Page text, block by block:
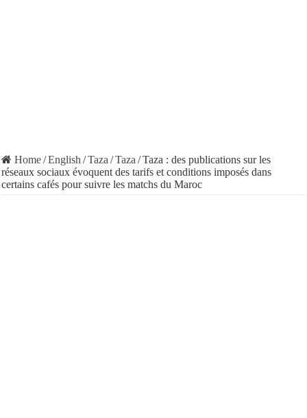
Home/English /Taza /Taza /Taza : des publications sur les
réseaux sociaux évoquent des tarifs et conditions imposés dans
certains cafés pour suivre les matchs du Maroc